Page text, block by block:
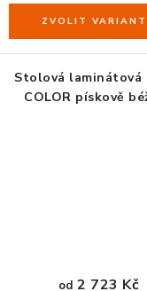
Stolová laminátová
COLOR pískově
od 2 723 Kč